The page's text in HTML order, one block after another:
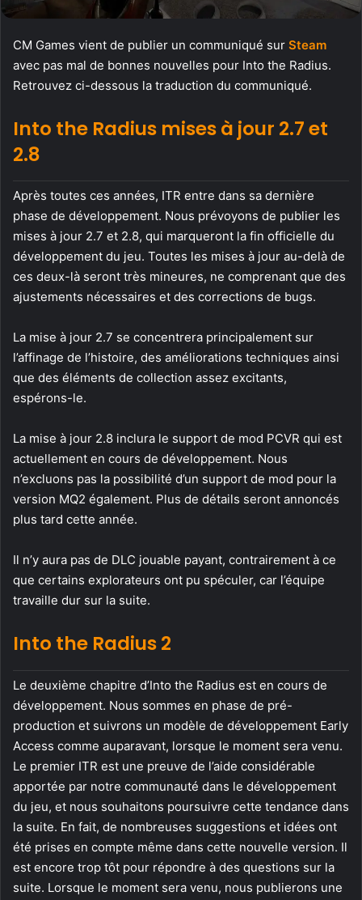
CM Games vient de publier un communiqué sur Steam
avec pas mal de bonnes nouvelles pour Into the Radius.
Retrouvez ci-dessous la traduction du communiqué.
Into the Radius mises à jour 2.7 et
2.8
Après toutes ces années, ITR entre dans sa dernière
phase de développement. Nous prévoyons de publier les
mises à jour 2.7 et 2.8, qui marqueront la fin officielle du
développement du jeu. Toutes les mises à jour au-delà de
ces deux-là seront très mineures, ne comprenant que des
ajustements nécessaires et des corrections de bugs.
La mise à jour 2.7 se concentrera principalement sur
l’affinage de l’histoire, des améliorations techniques ainsi
que des éléments de collection assez excitants,
espérons-le.
La mise à jour 2.8 inclura le support de mod PCVR qui est
actuellement en cours de développement. Nous
n’excluons pas la possibilité d’un support de mod pour la
version MQ2 également. Plus de détails seront annoncés
plus tard cette année.
Il n’y aura pas de DLC jouable payant, contrairement à ce
que certains explorateurs ont pu spéculer, car l’équipe
travaille dur sur la suite.
Into the Radius 2
Le deuxième chapitre d’Into the Radius est en cours de
développement. Nous sommes en phase de pré-
production et suivrons un modèle de développement Early
Access comme auparavant, lorsque le moment sera venu.
Le premier ITR est une preuve de l’aide considérable
apportée par notre communauté dans le développement
du jeu, et nous souhaitons poursuivre cette tendance dans
la suite. En fait, de nombreuses suggestions et idées ont
été prises en compte même dans cette nouvelle version. Il
est encore trop tôt pour répondre à des questions sur la
suite. Lorsque le moment sera venu, nous publierons une